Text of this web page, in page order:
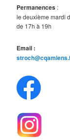
Permanences :
le deuxième mardi
de 17h à 19h
Email :